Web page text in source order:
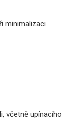
minimalizaci
včetně upínacího